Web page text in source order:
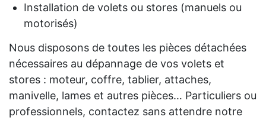
Installation de volets ou stores (manuels ou
motorisés)
Nous disposons de toutes les pièces détachées
nécessaires au dépannage de vos volets et
stores : moteur, coffre, tablier, attaches,
manivelle, lames et autres pièces… Particuliers ou
professionnels, contactez sans attendre notre